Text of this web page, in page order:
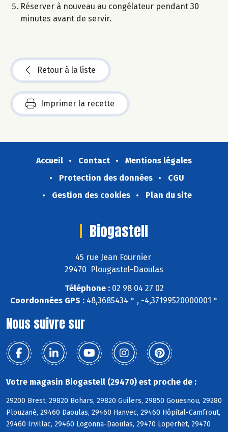
Réserver à nouveau au congélateur pendant 30
minutes avant de servir.
Retour à la liste
Imprimer la recette
Accueil Contact
Mentions légales
Protection des données
CGU
Gestion des cookies
Plan du site
Biogastell
45 rue Jean Fournier
29470 Plougastel-Daoulas
Téléphone :02 98 04 27 02
Coordonnées GPS : 48,3685434 ° , -4,37199520000001 °
Nous suivre sur
Votre magasin Biogastell (29470) est proche de :
29200 Brest, 29820 Bohars, 29820 Guilers, 29850 Gouesnou, 29280
Plouzané, 29460 Daoulas, 29460 Hanvec, 29460 Hôpital-Camfrout,
29460 Irvillac, 29460 Logonna-Daoulas, 29470 Loperhet, 29470